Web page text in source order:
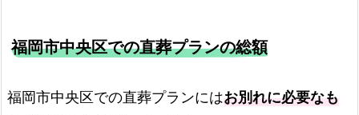
霊柩車
福岡市中央区での直葬プランの総額
福岡市中央区での直葬プランにはお別れに必要なも